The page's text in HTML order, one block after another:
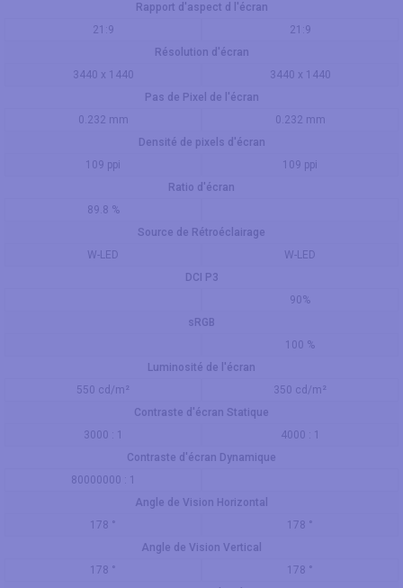
Rapport d'aspect d l'écran
21:9
21:9
Résolution d'écran
3440 x 1440
3440 x 1440
Pas de Pixel de l'écran
0.232 mm
0.232 mm
Densité de pixels d'écran
109 ppi
109 ppi
Ratio d'écran
89.8 %
Source de Rétroéclairage
W-LED
W-LED
DCI P3
90%
sRGB
100 %
Luminosité de l'écran
550 cd/m²
350 cd/m²
Contraste d'écran Statique
3000 : 1
4000 : 1
Contraste d'écran Dynamique
80000000 : 1
Angle de Vision Horizontal
178 °
178 °
Angle de Vision Vertical
178 °
178 °